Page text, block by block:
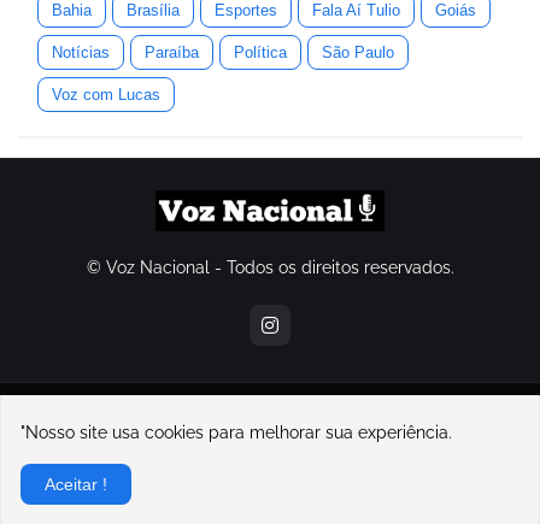
Bahia Brasília Esportes Fala Aí Tulio Goiás
Notícias Paraíba Política São Paulo
Voz com Lucas
© Voz Nacional - Todos os direitos reservados.
contatovoznacional@gmail.com
Home
Sobre Nós
Sobre o Voz Nacional e seu fundador, Lucas Souza
"Nosso site usa cookies para melhorar sua experiência.
Aceitar !